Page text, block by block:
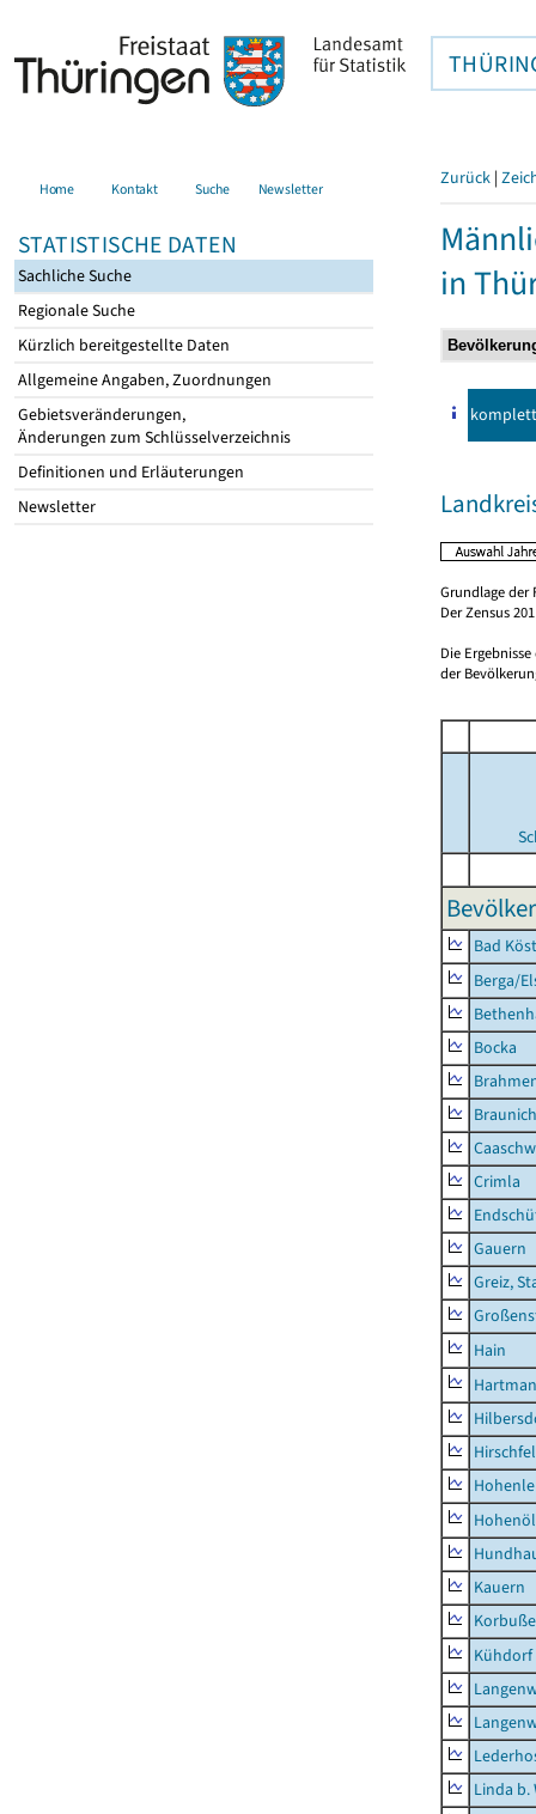
Home Kontakt Suche Newsletter
STATISTISCHE DATEN
Sachliche Suche
Regionale Suche
Kürzlich bereitgestellte Daten
Allgemeine Angaben, Zuordnungen
Gebietsveränderungen,
Änderungen zum Schlüsselverzeichnis
Definitionen und Erläuterungen
Newsletter
Zurück |
in
komplett
Grundlage der
Der Zensus
Die
der
Bad
Berga/
Bocka
Crimla
Gauern
Greiz,
Hain
Kauern
Kühdorf
Linda b.